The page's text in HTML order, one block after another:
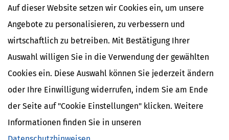
Auf dieser Website setzen wir Cookies ein, um unsere
Angebote zu personalisieren, zu verbessern und
wirtschaftlich zu betreiben. Mit Bestätigung Ihrer
Auswahl willigen Sie in die Verwendung der gewählten
Cookies ein. Diese Auswahl können Sie jederzeit ändern
oder Ihre Einwilligung widerrufen, indem Sie am Ende
der Seite auf "Cookie Einstellungen" klicken. Weitere
Informationen finden Sie in unseren
Steuertipps
Steuertipps Selbstständige
Ja, ich möchte die kostenlosen Newsletter
Datenschutzhinweisehabe ich gelesen.
Meine Einwilligung kann ich jederzeit durch
Abbestellung des Newsletters widerrufen.